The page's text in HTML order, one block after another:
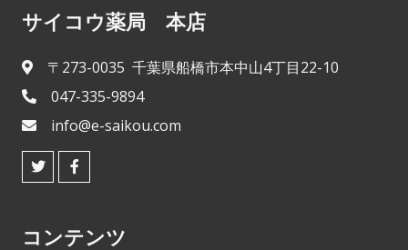
サイコウ薬局 本店
〒273-0035 千葉県船橋市本中山4丁目22-10
047-335-9894
info@e-saikou.com
コンテンツ